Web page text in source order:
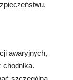
awaryjnych,
chodnika.